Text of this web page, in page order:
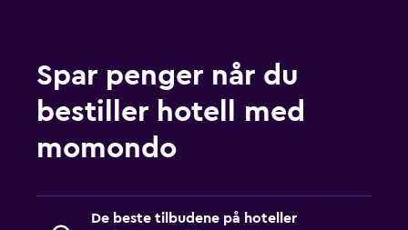
Spar penger når du
bestiller hotell med
momondo
De beste tilbudene på hoteller